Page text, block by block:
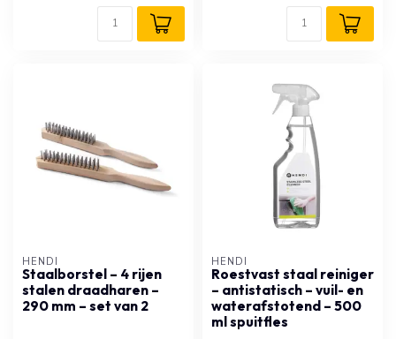
HENDI
Staalborstel – 4 rijen
stalen draadharen –
290 mm – set van 2
HENDI
Roestvast staal reiniger
– antistatisch – vuil- en
waterafstotend – 500
ml spuitfles